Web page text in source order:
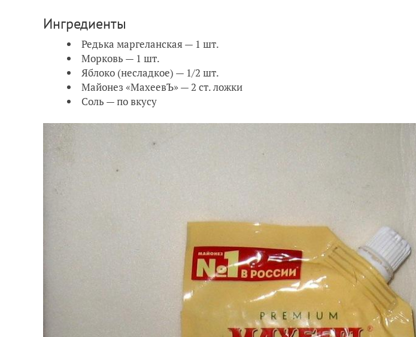
Ингредиенты
Редька маргеланская — 1 шт.
Морковь — 1 шт.
Яблоко (несладкое) — 1/2 шт.
Майонез «МахеевЪ» — 2 ст. ложки
Соль — по вкусу